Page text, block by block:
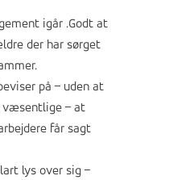
igår .Godt at
der har sørget
på – uden at
væsentlige – at
får sagt
lys over sig –